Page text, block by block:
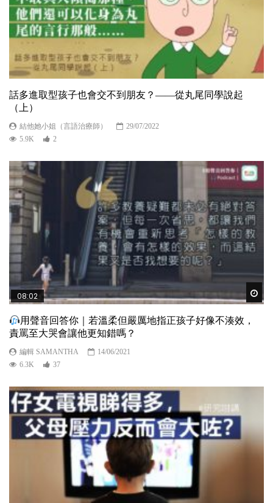
話多進取型孩子也會交不到朋友？——從丸尾同學說起
（上）
結他她小姐（言語治療師）
29/07/2022
5.9K
2
08:02
用聲音回答你｜若溫柔但嚴厲地指正孩子好像不湊效，
責罵至大哭會讓他更知錯嗎？
編輯 SAMANTHA
14/06/2021
6.3K
37